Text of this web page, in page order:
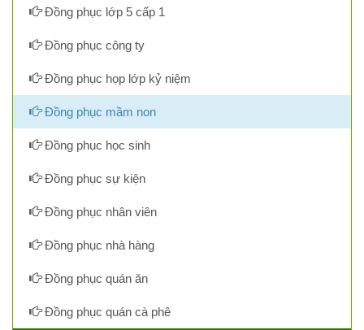
Đồng phục lớp 5 cấp 1
Đồng phục công ty
Đồng phục họp lớp kỷ niệm
Đồng phục mầm non
Đồng phục học sinh
Đồng phục sự kiện
Đồng phục nhân viên
Đồng phục nhà hàng
Đồng phục quán ăn
Đồng phục quán cà phê